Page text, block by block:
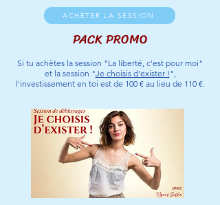
ACHETER LA SESSION
PACK PROMO
Si tu achètes la session "La liberté, c'est pour moi"
et la session "Je choisis d'exister ! ",
l'investissement en toi est de 100 € au lieu de 110 €.